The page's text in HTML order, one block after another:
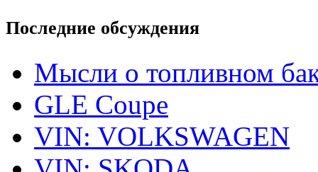
Последние обсуждения
Мысли о топливном
GLE Coupe
VIN: VOLKSWAGEN